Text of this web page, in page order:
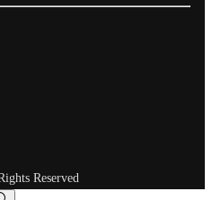
Reserved